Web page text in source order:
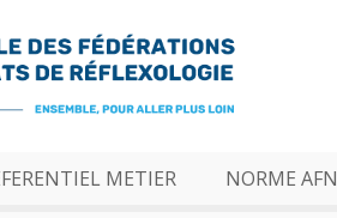
METIER NORME